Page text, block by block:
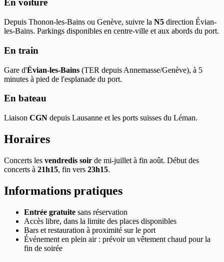
En voiture
Depuis Thonon-les-Bains ou Genève, suivre la N5 direction Évian-
les-Bains. Parkings disponibles en centre-ville et aux abords du port.
En train
Gare d'Évian-les-Bains (TER depuis Annemasse/Genève), à 5
minutes à pied de l'esplanade du port.
En bateau
Liaison CGN depuis Lausanne et les ports suisses du Léman.
Horaires
Concerts les vendredis soir de mi-juillet à fin août. Début des
concerts à 21h15, fin vers 23h15.
Informations pratiques
Entrée gratuite sans réservation
Accès libre, dans la limite des places disponibles
Bars et restauration à proximité sur le port
Événement en plein air : prévoir un vêtement chaud pour la
fin de soirée